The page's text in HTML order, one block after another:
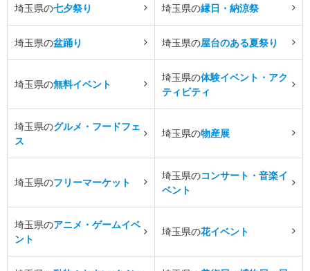
埼玉県の七夕祭り 埼玉県の縁日・納涼祭
埼玉県の盆踊り 埼玉県の屋台のある夏祭り
埼玉県の無料イベント
埼玉県の体験イベント・アク
ティビティ
埼玉県のグルメ・フードフェ
ス
埼玉県の物産展
埼玉県のフリーマーケット
埼玉県のコンサート・音楽イ
ベント
埼玉県のアニメ・ゲームイベ
ント
埼玉県の花イベント